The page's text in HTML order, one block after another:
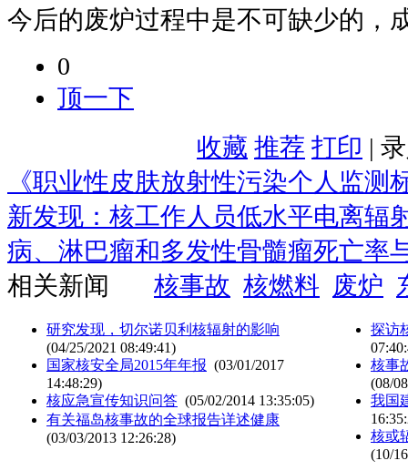
今后的废炉过程中是不可缺少的，
0
顶一下
收藏 推荐 打印 |
《职业性皮肤放射性污染个人监测
新发现：核工作人员低水平电离辐
病、淋巴瘤和多发性骨髓瘤死亡率
相关新闻
核事故 核燃料 废炉
研究发现，切尔诺贝利核辐射的影响
(04/25/2021 08:49:41)
国家核安全局2015年年报 (03/01/2017
14:48:29)
核应急宣传知识问答 (05/02/2014 13:35:05)
有关福岛核事故的全球报告详述健康
(03/03/2013 12:26:28)
探访
核事
(08/
我国
核或
(10/